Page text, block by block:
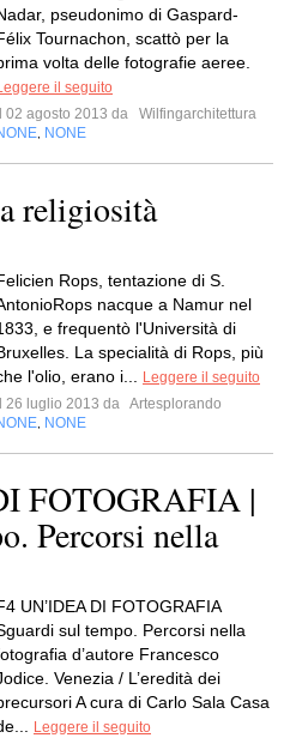
pseudonimo di Gaspard-
Tournachon, scattò per la
volta delle fotografie aeree.
il seguito
Il 02 agosto 2013 da
Wilfingarchitettura
NONE
religiosità
Rops, tentazione di S.
nacque a Namur nel
e frequentò l'Università di
La specialità di Rops, più
l'olio, erano i...
Leggere il seguito
Il 26 luglio 2013 da Artesplorando
NONE
FOTOGRAFIA |
Percorsi nella
UN’IDEA DI FOTOGRAFIA
sul tempo. Percorsi nella
d’autore Francesco
Venezia / L’eredità dei
A cura di Carlo Sala Casa
Leggere il seguito